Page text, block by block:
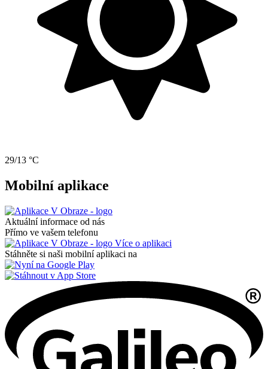
29/13 °C
Mobilní aplikace
Aktuální informace od nás
Přímo ve vašem telefonu
Více o aplikaci
Stáhněte si naši mobilní aplikaci na